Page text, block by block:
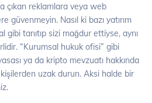
çıkan reklamlara veya web
güvenmeyin. Nasıl ki bazı yatırım
gibi tanıtıp sizi mağdur ettiyse, aynı
“Kurumsal hukuk ofisi” gibi
ya da kripto mevzuatı hakkında
uzak durun. Aksi halde bir